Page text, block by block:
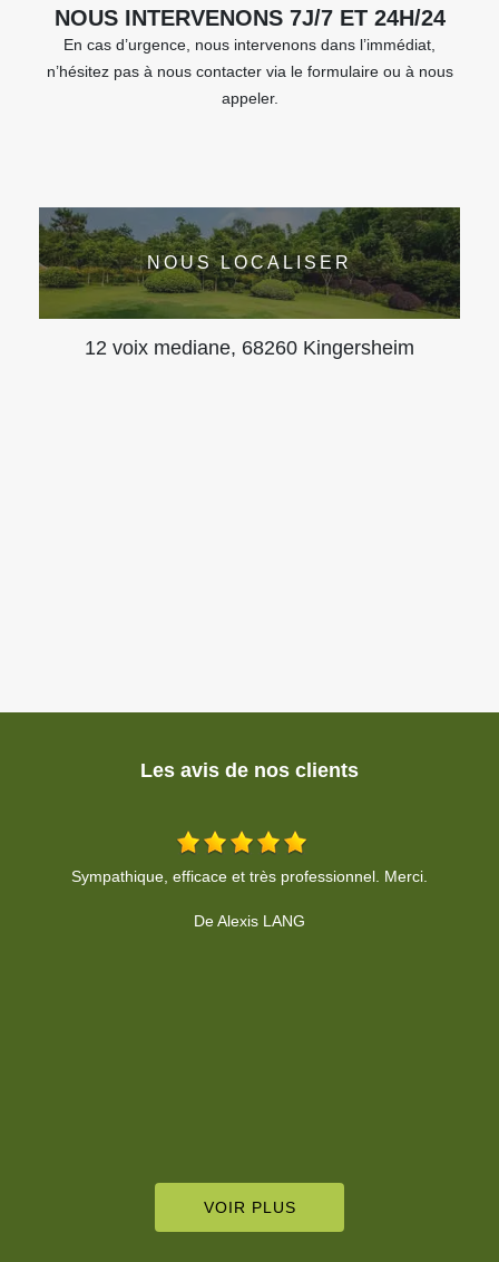
NOUS INTERVENONS 7J/7 ET 24H/24
En cas d’urgence, nous intervenons dans l’immédiat,
n’hésitez pas à nous contacter via le formulaire ou à nous
appeler.
NOUS LOCALISER
12 voix mediane, 68260 Kingersheim
Les avis de nos clients
Bonjour, nous remercions M. Rheinhardt pour son intervention à
de contact rapide et travail respecté dans les délais demandés.
VOIR PLUS